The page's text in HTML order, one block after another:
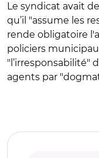
Le syndicat avait
qu’il "assume les
rende obligatoire
policiers
"l’irresponsabilité"
agents par